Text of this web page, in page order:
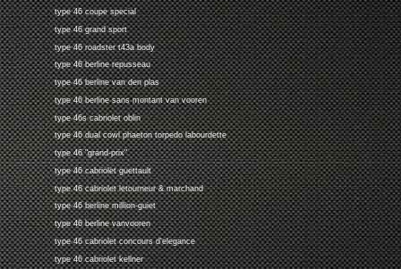
type 46 coupe special
type 46 grand sport
type 46 roadster t43a body
type 46 berline repusseau
type 46 berline van den plas
type 46 berline sans montant van vooren
type 46s cabriolet oblin
type 46 dual cowl phaeton torpedo labourdette
type 46 "grand-prix"
type 46 cabriolet guettault
type 46 cabriolet letourneur & marchand
type 46 berline million-guiet
type 46 berline vanvooren
type 46 cabriolet concours d'elegance
type 46 cabriolet kellner